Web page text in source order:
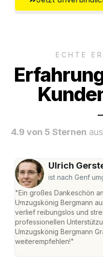
ECHTE
4.9 von 5 Sternen
Ulrich
ist nach Genf
"Ein großes Dankeschön
Umzugskönig Bergmann
verlief reibungslos und
professionellen
Umzugskönig Bergmann
weiterempfehlen!"